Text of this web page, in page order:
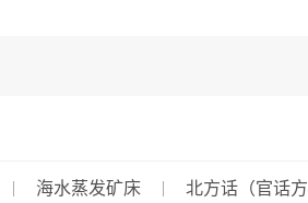
海水蒸发矿床 北方话（官话方